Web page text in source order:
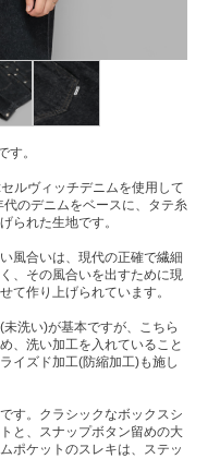
す。
ルヴィッチデニムを使用して
のデニムをベースに、タテ糸
られた生地です。
風合いは、現代の正確で繊細
、その風合いを出すために現
て作り上げられています。
洗い)が基本ですが、こちら
、洗い加工を入れていること
イズド加工(防縮加工)も施し
す。クラシックなボックスシ
と、スナップボタン留めの大
ポケットのスレキは、ステッ